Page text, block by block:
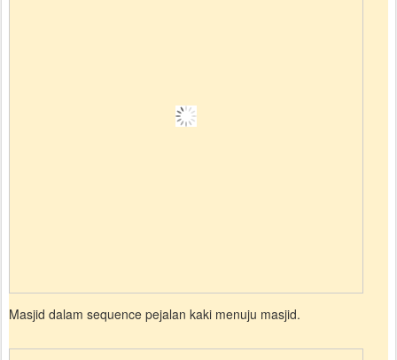
Masjid dalam sequence pejalan kaki menuju masjid.